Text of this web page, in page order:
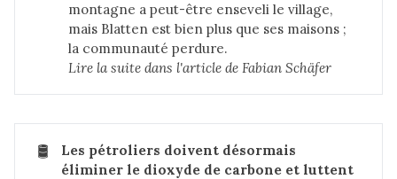
montagne a peut-être enseveli le village,
mais Blatten est bien plus que ses maisons ;
la communauté perdure.
Lire la suite dans l'article de Fabian Schäfer
🛢️
Les pétroliers doivent désormais
éliminer le dioxyde de carbone et luttent